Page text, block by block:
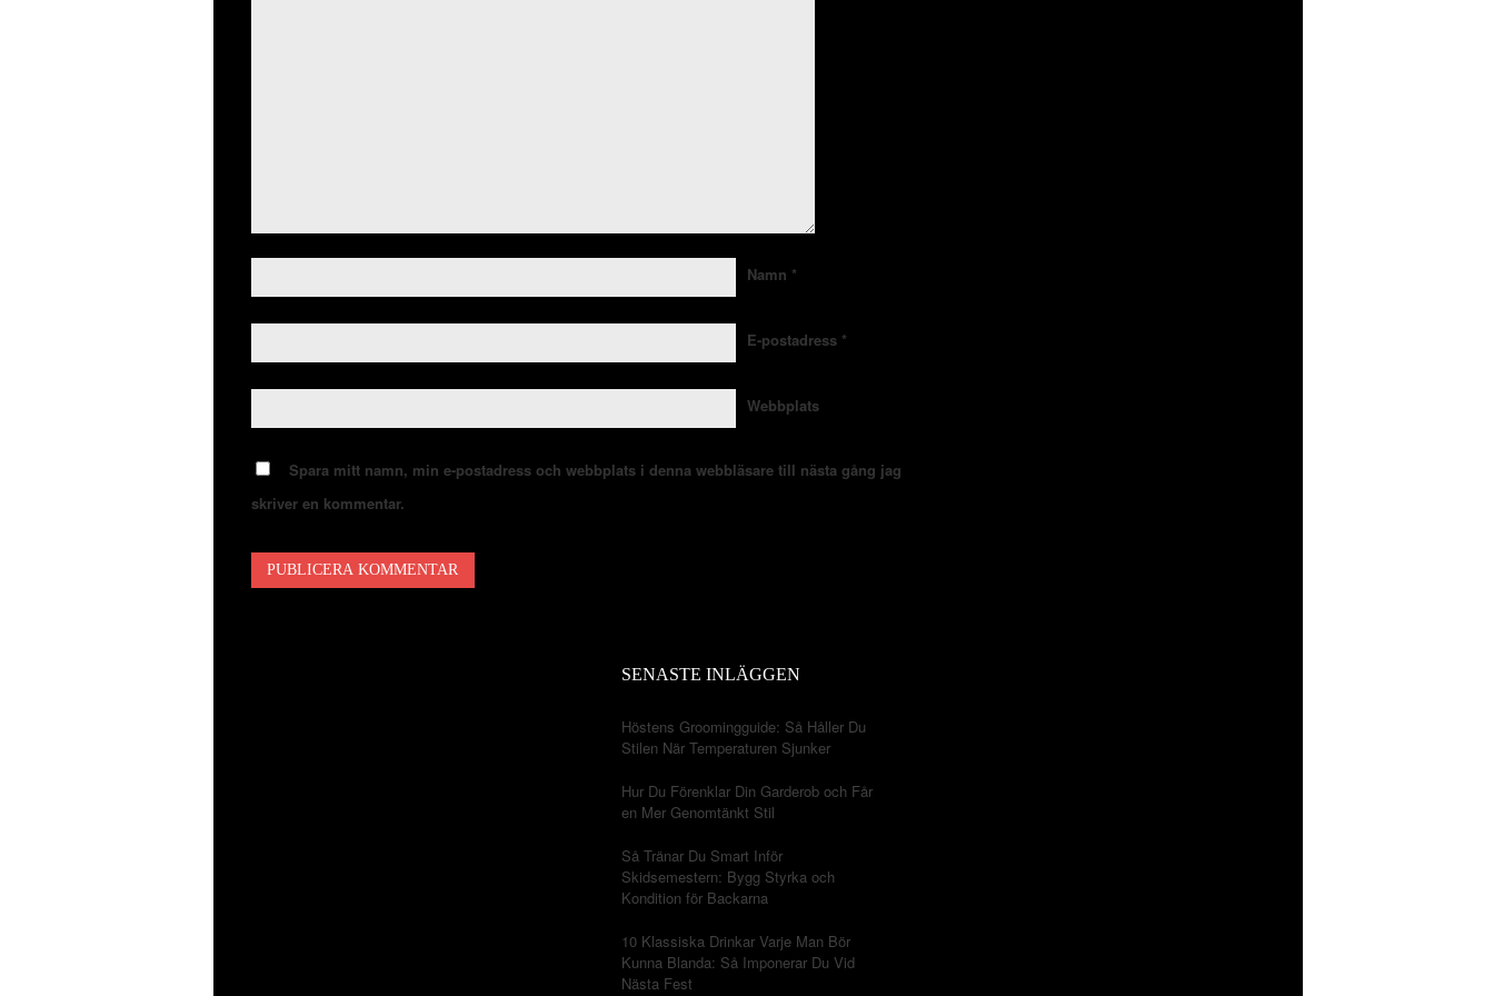
Namn *
E-postadress *
Webbplats
Spara mitt namn, min e-postadress och webbplats i denna webbläsare till nästa gång jag
skriver en kommentar.
SENASTE INLÄGGEN
Höstens Groomingguide: Så Håller Du
Stilen När Temperaturen Sjunker
Hur Du Förenklar Din Garderob och Får
en Mer Genomtänkt Stil
Så Tränar Du Smart Inför
Skidsemestern: Bygg Styrka och
Kondition för Backarna
10 Klassiska Drinkar Varje Man Bör
Kunna Blanda: Så Imponerar Du Vid
Nästa Fest